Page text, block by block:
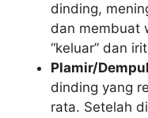
dinding,
dan membuat
“keluar” dan
Plamir/
dinding yang
rata. Setelah